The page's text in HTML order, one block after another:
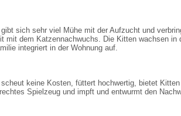
gibt sich sehr viel Mühe mit der Aufzucht und
mit dem Katzennachwuchs. Die Kitten wachsen in
integriert in der Wohnung auf.
scheut keine Kosten, füttert hochwertig, bietet Kitten
Spielzeug und impft und entwurmt den